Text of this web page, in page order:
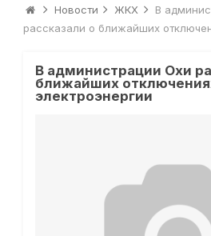
Новости ЖКХ
В
рассказали о ближайших
В администрации Охи
ближайших
электроэнергии